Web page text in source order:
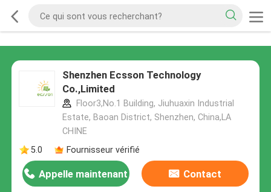
Shenzhen Ecsson Technology
Co.,Limited
Floor3,No.1 Building, Jiuhuaxin Industrial
Estate, Baoan District, Shenzhen, China,LA
CHINE
5.0
Fournisseur vérifié
Appelle maintenant Contact